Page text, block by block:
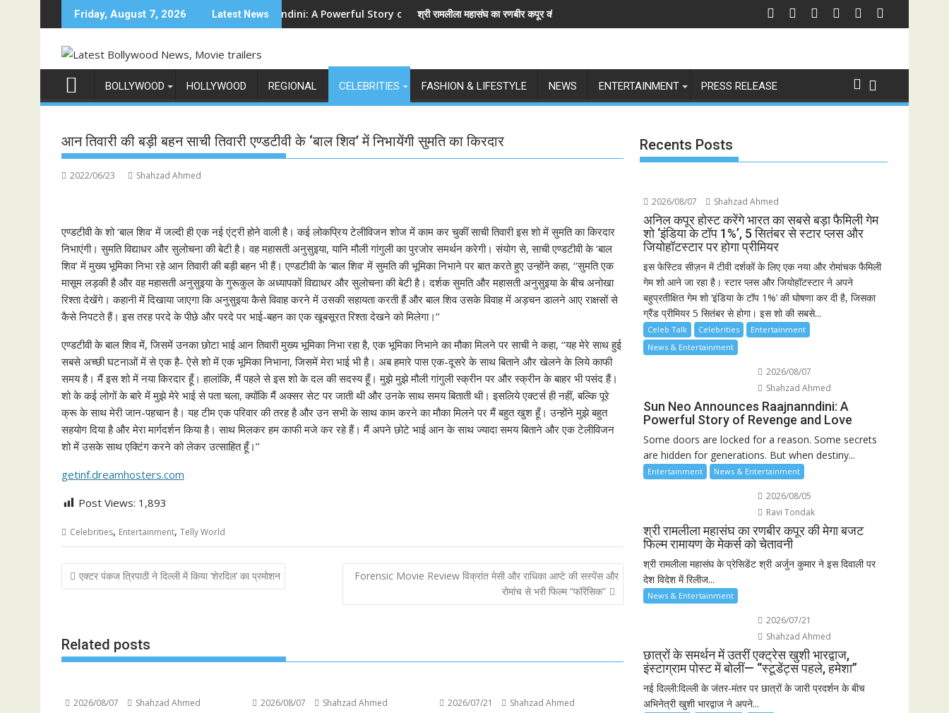
to
Friday, August 7, 2026 Latest News
'इंडिया के टॉप 1%', 5 सितंबर से स्टार प्लस और जियोहॉटस्टार पर होगा प्रीमियर
Sun Neo Announces Raajnanndini: A Powerful Story of Revenge and Loveश्री रामलीला महासंघ का रणबीर कपूर की मेगा बजट फिल्म रामायण के मेकर्स को चेतावनीछात्रों के समर्थन में उतरीं एक्ट्रेस खुशी भारद्वाज, इंस्टाग्राम पोस्ट में बोलीं— "स्टूडेंट्स
BOLLYWOOD HOLLYWOOD REGIONAL CELEBRITIES FASHION & LIFESTYLE NEWS ENTERTAINMENT PRESS RELEASE
आन तिवारी की बड़ी बहन साची तिवारी एण्डटीवी के ‘बाल शिव’ में निभायेंगी सुमति का किरदार
2022/06/23 Shahzad Ahmed
एण्डटीवी के शो ‘बाल शिव‘ में जल्दी ही एक नई एंट्री होने वाली है। कई लोकप्रिय टेलीविजन शोज में काम कर चुकीं साची तिवारी इस शो में सुमति का किरदार
निभाएंगी। सुमति विद्याधर और सुलोचना की बेटी है। वह महासती अनुसुइया, यानि मौली गांगुली का पुरजोर समर्थन करेगी। संयोग से, साची एण्डटीवी के ‘बाल
शिव‘ में मुख्य भूमिका निभा रहे आन तिवारी की बड़ी बहन भी हैं। एण्डटीवी के ‘बाल शिव‘ में सुमति की भूमिका निभाने पर बात करते हुए उन्होंने कहा, ‘‘सुमति एक
मासूम लड़की है और वह महासती अनुसुइया के गुरूकुल के अध्यापकों विद्याधर और सुलोचना की बेटी है। दर्शक सुमति और महासती अनुसुइया के बीच अनोखा
रिश्ता देखेंगे। कहानी में दिखाया जाएगा कि अनुसुइया कैसे विवाह करने में उसकी सहायता करती हैं और बाल शिव उसके विवाह में अड़चन डालने आए राक्षसों से
कैसे निपटते हैं। इस तरह परदे के पीछे और परदे पर भाई-बहन का एक खूबसूरत रिश्ता देखने को मिलेगा।’’
एण्डटीवी के बाल शिव में, जिसमें उनका छोटा भाई आन तिवारी मुख्य भूमिका निभा रहा है, एक भूमिका निभाने का मौका मिलने पर साची ने कहा, ‘‘यह मेरे साथ हुई
सबसे अच्छी घटनाओं में से एक है- ऐसे शो में एक भूमिका निभाना, जिसमें मेरा भाई भी है। अब हमारे पास एक-दूसरे के साथ बिताने और खेलने के लिये काफी
समय है। मैं इस शो में नया किरदार हूँ। हालांकि, मैं पहले से इस शो के दल की सदस्य हूँ। मुझे मुझे मौली गांगुली स्क्रीन पर और स्क्रीन के बाहर भी पसंद हैं।
शो के कई लोगों के बारे में मुझे मेरे भाई से पता चला, क्योंकि मैं अक्सर सेट पर जाती थी और उनके साथ समय बिताती थी। इसलिये एक्टर्स ही नहीं, बल्कि पूरे
क्रू के साथ मेरी जान-पहचान है। यह टीम एक परिवार की तरह है और उन सभी के साथ काम करने का मौका मिलने पर मैं बहुत खुश हूँ। उन्होंने मुझे बहुत
सहयोग दिया है और मेरा मार्गदर्शन किया है। साथ मिलकर हम काफी मजे कर रहे हैं। मैं अपने छोटे भाई आन के साथ ज्यादा समय बिताने और एक टेलीविजन
शो में उसके साथ एक्टिंग करने को लेकर उत्साहित हूँ।’’
getinf.dreamhosters.com
Post Views: 1,893
Celebrities, Entertainment, Telly World
Post
navigation
एक्टर पंकज त्रिपाठी ने दिल्ली में किया ‘शेरदिल’ का प्रमोशन
Forensic Movie Review विक्रांत मेसी और राधिका आप्टे की सस्पेंस और
रोमांच से भरी फिल्म “फॉरेंसिक”
Related posts
2026/08/07 Shahzad Ahmed 2026/08/07 Shahzad Ahmed 2026/07/21 Shahzad Ahmed
Recents Posts
2026/08/07 Shahzad Ahmed
अनिल कपूर होस्ट करेंगे भारत का सबसे बड़ा फैमिली गेम
शो ‘इंडिया के टॉप 1%’, 5 सितंबर से स्टार प्लस और
जियोहॉटस्टार पर होगा प्रीमियर
इस फेस्टिव सीज़न में टीवी दर्शकों के लिए एक नया और रोमांचक फैमिली
गेम शो आने जा रहा है। स्टार प्लस और जियोहॉटस्टार ने अपने
बहुप्रतीक्षित गेम शो ‘इंडिया के टॉप 1%’ की घोषणा कर दी है, जिसका
ग्रैंड प्रीमियर 5 सितंबर से होगा। इस शो की सबसे...
Celeb Talk Celebrities
Entertainment
News & Entertainment
2026/08/07
Shahzad Ahmed
Sun Neo Announces Raajnanndini: A
Powerful Story of Revenge and Love
Some doors are locked for a reason. Some secrets
are hidden for generations. But when destiny...
Entertainment News & Entertainment
2026/08/05
Ravi Tondak
श्री रामलीला महासंघ का रणबीर कपूर की मेगा बजट
फिल्म रामायण के मेकर्स को चेतावनी
श्री रामलीला महासंघ के प्रेसिडेंट श्री अर्जुन कुमार ने इस दिवाली पर
देश विदेश में रिलीज...
News & Entertainment
2026/07/21
Shahzad Ahmed
छात्रों के समर्थन में उतरीं एक्ट्रेस खुशी भारद्वाज,
इंस्टाग्राम पोस्ट में बोलीं— “स्टूडेंट्स पहले, हमेशा”
नई दिल्ली:दिल्ली के जंतर-मंतर पर छात्रों के जारी प्रदर्शन के बीच
अभिनेत्री खुशी भारद्वाज ने अपने...